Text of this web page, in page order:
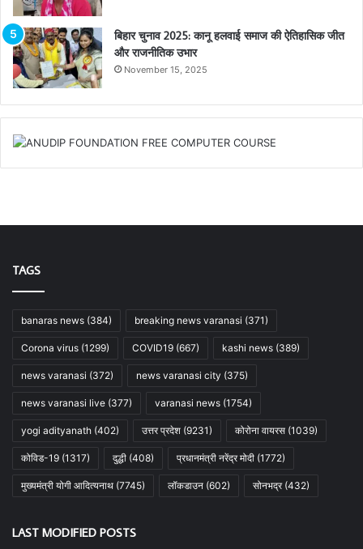
बिहार चुनाव 2025: कानू हलवाई समाज की ऐतिहासिक जीत
और राजनीतिक उभार
November 15, 2025
TAGS
banaras news (384) breaking news varanasi (371)
Corona virus (1299) COVID19 (667) kashi news (389)
news varanasi (372) news varanasi city (375)
news varanasi live (377) varanasi news (1754)
yogi adityanath (402) उत्तर प्रदेश (9231) कोरोना वायरस (1039)
कोविड-19 (1317) दुद्धी (408) प्रधानमंत्री नरेंद्र मोदी (1772)
मुख्यमंत्री योगी आदित्यनाथ (7745) लॉकडाउन (602) सोनभद्र(432)
LAST MODIFIED POSTS